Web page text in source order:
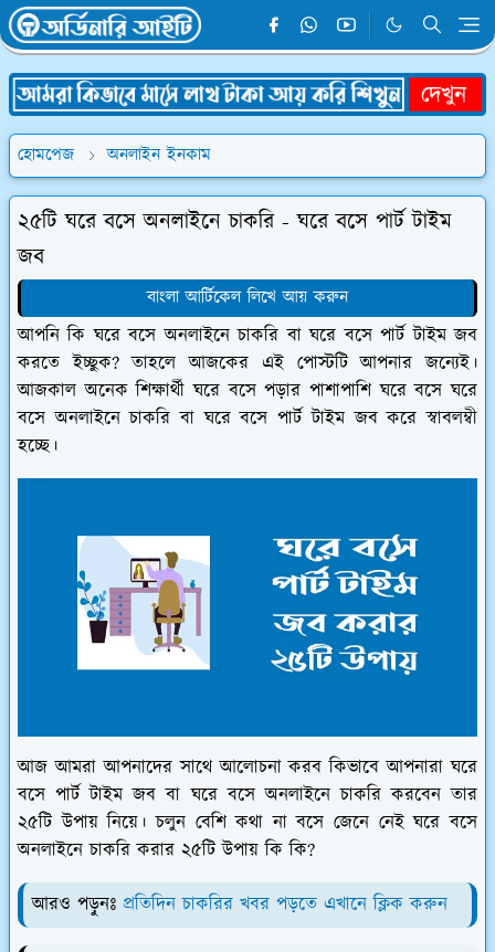
হোমপেজ অনলাইন ইনকাম
২৫টি ঘরে বসে অনলাইনে চাকরি - ঘরে বসে পার্ট টাইম
জব
বাংলা আর্টিকেল লিখে আয় করুন
আপনি কি ঘরে বসে অনলাইনে চাকরি বা ঘরে বসে পার্ট টাইম জব
করতে ইচ্ছুক? তাহলে আজকের এই পোস্টটি আপনার জন্যেই।
আজকাল অনেক শিক্ষার্থী ঘরে বসে পড়ার পাশাপাশি ঘরে বসে ঘরে
বসে অনলাইনে চাকরি বা ঘরে বসে পার্ট টাইম জব করে স্বাবলম্বী
হচ্ছে।
আজ আমরা আপনাদের সাথে আলোচনা করব কিভাবে আপনারা ঘরে
বসে পার্ট টাইম জব বা ঘরে বসে অনলাইনে চাকরি করবেন তার
২৫টি উপায় নিয়ে। চলুন বেশি কথা না বসে জেনে নেই ঘরে বসে
অনলাইনে চাকরি করার ২৫টি উপায় কি কি?
আরও পড়ুনঃ প্রতিদিন চাকরির খবর পড়তে এখানে ক্লিক করুন